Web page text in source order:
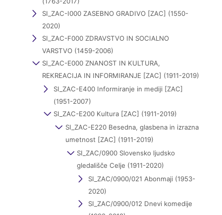
SI_ZAC-I000 ZASEBNO GRADIVO [ZAC] (1550-
2020)
SI_ZAC-F000 ZDRAVSTVO IN SOCIALNO
VARSTVO (1459-2006)
SI_ZAC-E000 ZNANOST IN KULTURA,
REKREACIJA IN INFORMIRANJE [ZAC] (1911-2019)
SI_ZAC-E400 Informiranje in mediji [ZAC]
(1951-2007)
SI_ZAC-E200 Kultura [ZAC] (1911-2019)
SI_ZAC-E220 Besedna, glasbena in izrazna
umetnost [ZAC] (1911-2019)
SI_ZAC/0900 Slovensko ljudsko
gledališče Celje (1911-2020)
SI_ZAC/0900/021 Abonmaji (1953-
2020)
SI_ZAC/0900/012 Dnevi komedije